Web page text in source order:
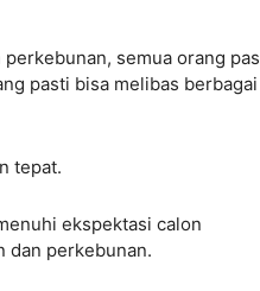
semua orang
pasti bisa melibas berbagai
tepat.
ekspektasi calon
dan perkebunan.